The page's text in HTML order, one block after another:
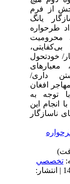
از فرم
یانگ
طرحواره
خودتحول
داری/
افغان
به
این
تخصصي
دریافت: 1400/2/18 | پذیرش: 1400/3/10 | انتشار: